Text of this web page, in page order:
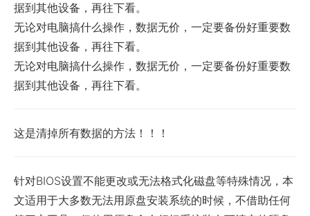
据到其他设备，再往下看。
无论对电脑搞什么操作，数据无价，一定要备份好重要数
据到其他设备，再往下看。
无论对电脑搞什么操作，数据无价，一定要备份好重要数
据到其他设备，再往下看。
这是清掉所有数据的方法！！！
针对BIOS设置不能更改或无法格式化磁盘等特殊情况，本
文适用于大多数无法用原盘安装系统的时候，不借助任何